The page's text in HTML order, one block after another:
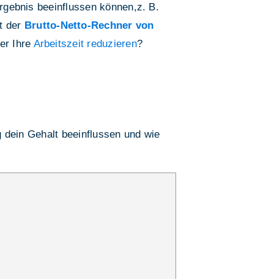
beeinflussen können,z. B.
der Brutto-Netto-Rechner von
Ihre Arbeitszeit reduzieren?
Gehalt beeinflussen und wie